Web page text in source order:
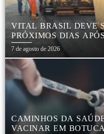
VITAL BRASIL DEVE
PRÓXIMOS DIAS
REGIÃO DA
7 de agosto de 2026
CAMINHOS DA
VACINAR EM